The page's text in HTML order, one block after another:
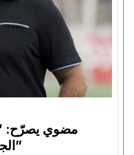
مضوي يصرّح:
الجزائرية في المسابقات القارية”